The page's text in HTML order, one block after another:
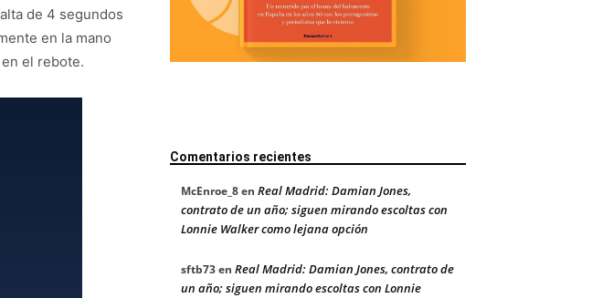
de 4 segundos
en la mano
el rebote.
Comentarios recientes
McEnroe_8en Real Madrid: Damian Jones,
contrato de un año; siguen mirando escoltas con
Lonnie Walker como lejana opción
sftb73en Real Madrid: Damian Jones, contrato de
un año; siguen mirando escoltas con Lonnie